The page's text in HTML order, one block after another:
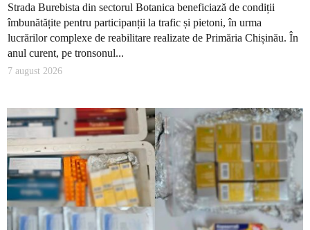
Strada Burebista din sectorul Botanica beneficiază de condiții
îmbunătățite pentru participanții la trafic și pietoni, în urma
lucrărilor complexe de reabilitare realizate de Primăria Chișinău. În
anul curent, pe tronsonul...
7 august 2026